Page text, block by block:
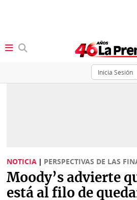
Inicia Sesión
Sociedad
Judiciales
Status
K
NOTICIA | PERSPECTIVAS DE LAS
Moody’s advierte
está al filo de